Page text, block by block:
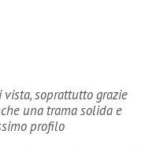
soprattutto grazie
una trama solida e
profilo